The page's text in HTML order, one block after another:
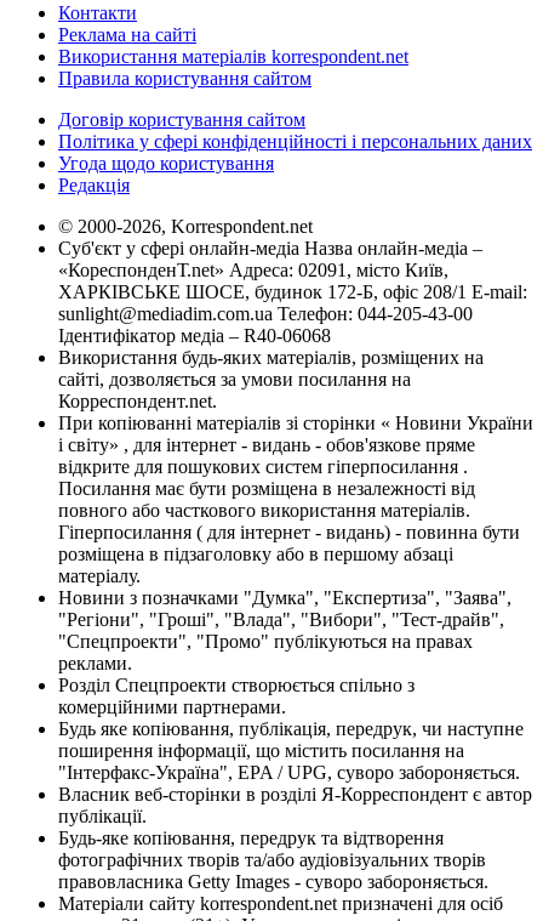
Контакти
Реклама на сайті
Використання матеріалів korrespondent.net
Правила користування сайтом
Договір користування сайтом
Політика у сфері конфіденційності і персональних даних
Угода щодо користування
Редакція
© 2000-2026, Korrespondent.net
Суб'єкт у сфері онлайн-медіа Назва онлайн-медіа –
«КореспонденТ.net» Адреса: 02091, місто Київ,
ХАРКІВСЬКЕ ШОСЕ, будинок 172-Б, офіс 208/1 E-mail:
sunlight@mediadim.com.ua Телефон: 044-205-43-00
Ідентифікатор медіа – R40-06068
Використання будь-яких матеріалів, розміщених на
сайті, дозволяється за умови посилання на
Корреспондент.net.
При копіюванні матеріалів зі сторінки « Новини України
і світу» , для інтернет - видань - обов'язкове пряме
відкрите для пошукових систем гіперпосилання .
Посилання має бути розміщена в незалежності від
повного або часткового використання матеріалів.
Гіперпосилання ( для інтернет - видань) - повинна бути
розміщена в підзаголовку або в першому абзаці
матеріалу.
Новини з позначками "Думка", "Експертиза", "Заява",
"Регіони", "Гроші", "Влада", "Вибори", "Тест-драйв",
"Спецпроекти", "Промо" публікуються на правах
реклами.
Розділ Спецпроекти створюється спільно з
комерційними партнерами.
Будь яке копіювання, публікація, передрук, чи наступне
поширення інформації, що містить посилання на
"Інтерфакс-Україна", EPA / UPG, суворо забороняється.
Власник веб-сторінки в розділі Я-Корреспондент є автор
публікації.
Будь-яке копіювання, передрук та відтворення
фотографічних творів та/або аудіовізуальних творів
правовласника Getty Images - суворо забороняється.
Матеріали сайту korrespondent.net призначені для осіб